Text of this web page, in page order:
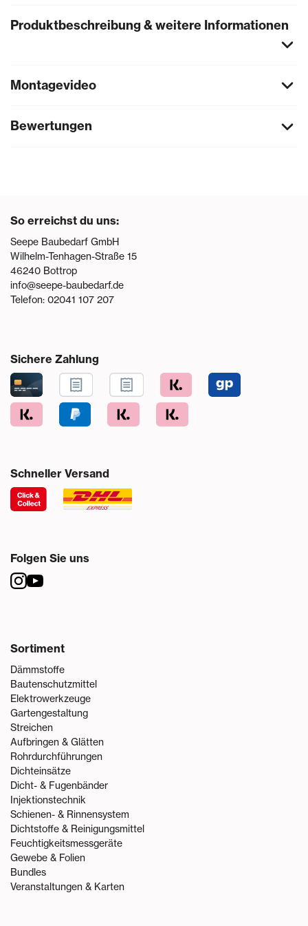
Produktbeschreibung & weitere Informationen
Montagevideo
Bewertungen
So erreichst du uns:
Seepe Baubedarf GmbH
Wilhelm-Tenhagen-Straße 15
46240 Bottrop
info@seepe-baubedarf.de
Telefon: 02041 107 207
Sichere Zahlung
Schneller Versand
Folgen Sie uns
Sortiment
Dämmstoffe
Bautenschutzmittel
Elektrowerkzeuge
Gartengestaltung
Streichen
Aufbringen & Glätten
Rohrdurchführungen
Dichteinsätze
Dicht- & Fugenbänder
Injektionstechnik
Schienen- & Rinnensystem
Dichtstoffe & Reinigungsmittel
Feuchtigkeitsmessgeräte
Gewebe & Folien
Bundles
Veranstaltungen & Karten